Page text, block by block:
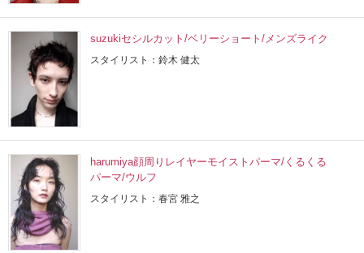
suzukiセシルカット/ベリーショート/メンズライク
スタイリスト：鈴木 健太
harumiya顔周りレイヤーモイストパーマ/くるくる
パーマ/ウルフ
スタイリスト：春宮 雅之